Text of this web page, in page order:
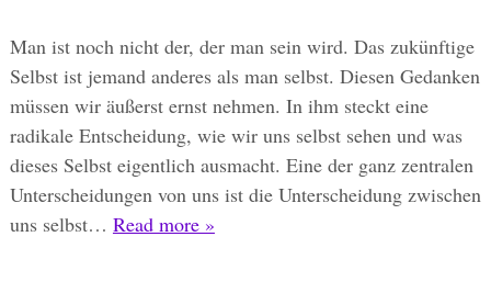
Man ist noch nicht der, der man sein wird. Das zukünftige
Selbst ist jemand anderes als man selbst. Diesen Gedanken
müssen wir äußerst ernst nehmen. In ihm steckt eine
radikale Entscheidung, wie wir uns selbst sehen und was
dieses Selbst eigentlich ausmacht. Eine der ganz zentralen
Unterscheidungen von uns ist die Unterscheidung zwischen
uns selbst… Read more »